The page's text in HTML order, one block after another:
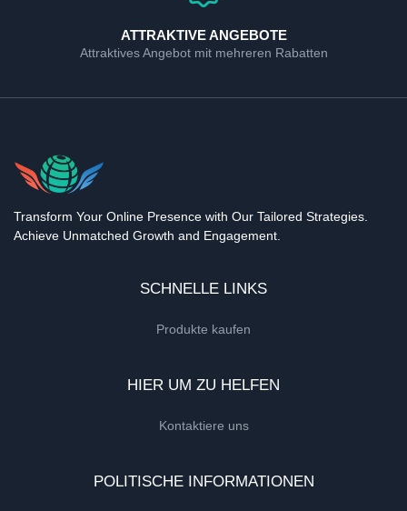
ATTRAKTIVE ANGEBOTE
Attraktives Angebot mit mehreren Rabatten
Transform Your Online Presence with Our Tailored Strategies.
Achieve Unmatched Growth and Engagement.
SCHNELLE LINKS
Produkte kaufen
HIER UM ZU HELFEN
Kontaktiere uns
POLITISCHE INFORMATIONEN